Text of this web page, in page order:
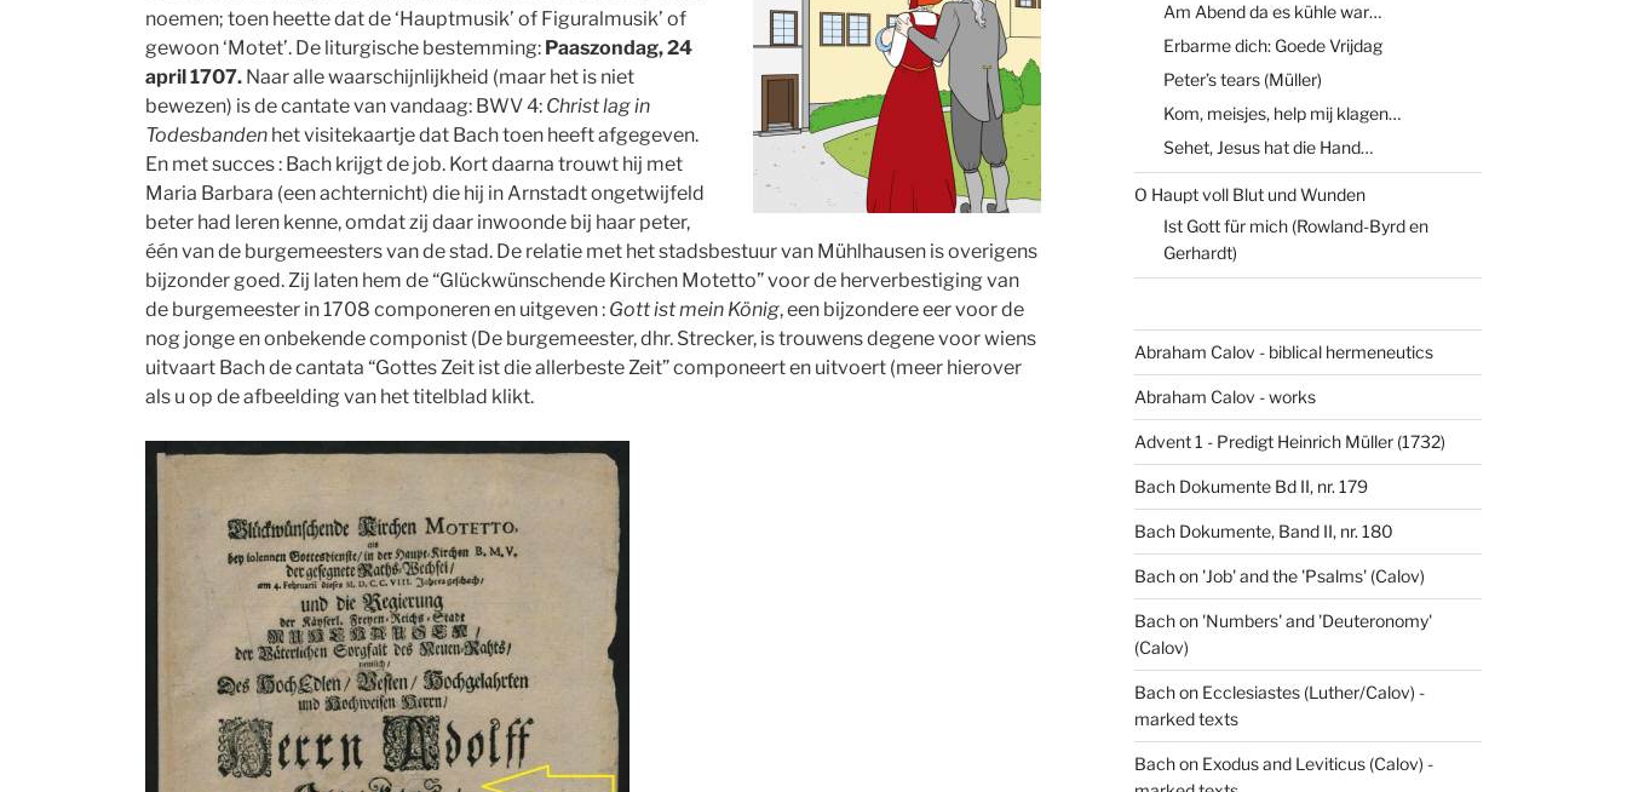
noemen; toen heette dat de ‘Hauptmusik’ of Figuralmusik’ of
gewoon ‘Motet’. De liturgische bestemming: Paaszondag, 24
april 1707. Naar alle waarschijnlijkheid (maar het is niet
bewezen) is de cantate van vandaag: BWV 4: Christ lag in
Todesbanden het visitekaartje dat Bach toen heeft afgegeven.
En met succes : Bach krijgt de job. Kort daarna trouwt hij met
Maria Barbara (een achternicht) die hij in Arnstadt ongetwijfeld
beter had leren kenne, omdat zij daar inwoonde bij haar peter,
één van de burgemeesters van de stad. De relatie met het stadsbestuur van Mühlhausen is overigens
bijzonder goed. Zij laten hem de “Glückwünschende Kirchen Motetto” voor de herverbestiging van
de burgemeester in 1708 componeren en uitgeven : Gott ist mein König, een bijzondere eer voor de
nog jonge en onbekende componist (De burgemeester, dhr. Strecker, is trouwens degene voor wiens
uitvaart Bach de cantata “Gottes Zeit ist die allerbeste Zeit” componeert en uitvoert (meer hierover
als u op de afbeelding van het titelblad klikt.
Am Abend da es kühle war…
Erbarme dich: Goede Vrijdag
Peter’s tears (Müller)
Kom, meisjes, help mij klagen…
Sehet, Jesus hat die Hand…
O Haupt voll Blut und Wunden
Ist Gott für mich (Rowland-Byrd en
Gerhardt)
Abraham Calov - biblical hermeneutics
Abraham Calov - works
Advent 1 - Predigt Heinrich Müller (1732)
Bach Dokumente Bd II, nr. 179
Bach Dokumente, Band II, nr. 180
Bach on 'Job' and the 'Psalms' (Calov)
Bach on 'Numbers' and 'Deuteronomy'
(Calov)
Bach on Ecclesiastes (Luther/Calov) -
marked texts
Bach on Exodus and Leviticus (Calov) -